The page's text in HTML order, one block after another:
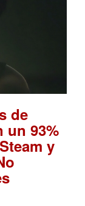
de
un 93%
y